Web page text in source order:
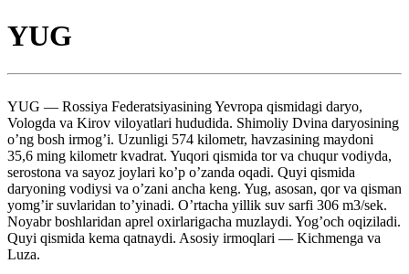
YUG
YUG — Rossiya Federatsiyasining Yevropa qismidagi daryo,
Vologda va Kirov viloyatlari hududida. Shimoliy Dvina daryosining
o’ng bosh irmog’i. Uzunligi 574 kilometr, havzasining maydoni
35,6 ming kilometr kvadrat. Yuqori qismida tor va chuqur vodiyda,
serostona va sayoz joylari ko’p o’zanda oqadi. Quyi qismida
daryoning vodiysi va o’zani ancha keng. Yug, asosan, qor va qisman
yomg’ir suvlaridan to’yinadi. O’rtacha yillik suv sarfi 306 m3/sek.
Noyabr boshlaridan aprel oxirlarigacha muzlaydi. Yog’och oqiziladi.
Quyi qismida kema qatnaydi. Asosiy irmoqlari — Kichmenga va
Luza.